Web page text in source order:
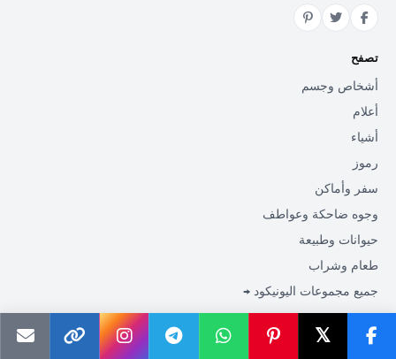
𝕏
تصفح
أشخاص وجسم
أعلام
أشياء
رموز
سفر وأماكن
وجوه ضاحكة وعواطف
حيوانات وطبيعة
طعام وشراب
جميع مجموعات اليونيكود →
الفئات